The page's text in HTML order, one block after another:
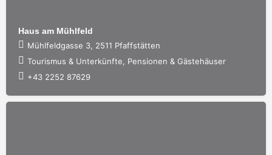
Haus am Mühlfeld
Mühlfeldgasse 3, 2511 Pfaffstätten
Tourismus & Unterkünfte, Pensionen & Gästehäuser
+43 2252 87629